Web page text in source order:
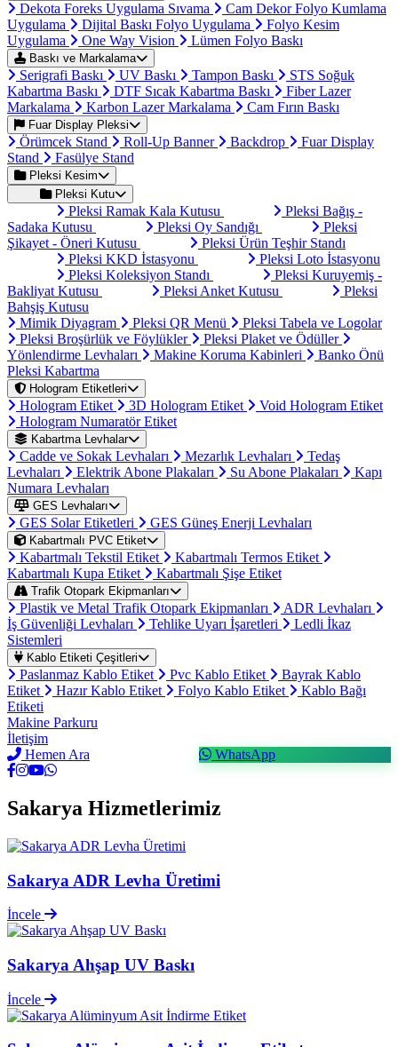
Dekota Foreks Uygulama Sıvama
Cam Dekor Folyo Kumlama
Uygulama
Dijital Baskı Folyo Uygulama
Folyo Kesim
Uygulama
One Way Vision Lümen Folyo Baskı
Baskı ve Markalama
Serigrafi Baskı UV Baskı Tampon Baskı
STS Soğuk
Kabartma Baskı
DTF Sıcak Kabartma Baskı
Fiber Lazer
Markalama
Karbon Lazer Markalama Cam Fırın Baskı
Fuar Display Pleksi
Örümcek Stand Roll-Up Banner Backdrop
Fuar Display
Stand
Fasülye Stand
Pleksi Kesim
Pleksi Kutu
Pleksi Ramak Kala Kutusu
Pleksi Bağış -
Sadaka Kutusu
Pleksi Oy Sandığı
Pleksi
Şikayet - Öneri Kutusu
Pleksi Ürün Teşhir Standı
Pleksi KKD İstasyonu
Pleksi Loto İstasyonu
Pleksi Koleksiyon Standı
Pleksi Kuruyemiş -
Bakliyat Kutusu
Pleksi Anket Kutusu
Pleksi
Bahşiş Kutusu
Mimik Diyagram
Pleksi QR Menü
Pleksi Tabela ve Logolar
Pleksi Broşürlük ve Föylükler
Pleksi Plaket ve Ödüller
Yönlendirme Levhaları
Makine Koruma Kabinleri
Banko Önü
Pleksi Kabartma
Hologram Etiketleri
Hologram Etiket 3D Hologram Etiket
Void Hologram Etiket
Hologram Numaratör Etiket
Kabartma Levhalar
Cadde ve Sokak Levhaları Mezarlık Levhaları
Tedaş
Levhaları
Elektrik Abone Plakaları Su Abone Plakaları
Kapı
Numara Levhaları
GES Levhaları
GES Solar Etiketleri GES Güneş Enerji Levhaları
Kabartmalı PVC Etiket
Kabartmalı Tekstil Etiket
Kabartmalı Termos Etiket
Kabartmalı Kupa Etiket
Kabartmalı Şişe Etiket
Trafik Otopark Ekipmanları
Plastik ve Metal Trafik Otopark Ekipmanları
ADR Levhaları
İş Güvenliği Levhaları
Tehlike Uyarı İşaretleri
Ledli İkaz
Sistemleri
Kablo Etiketi Çeşitleri
Paslanmaz Kablo Etiket Pvc Kablo Etiket
Bayrak Kablo
Etiket
Hazır Kablo Etiket Folyo Kablo Etiket
Kablo Bağı
Etiketi
Makine Parkuru
İletişim
Hemen Ara
WhatsApp
Sakarya Hizmetlerimiz
Sakarya ADR Levha Üretimi
İncele
Sakarya Ahşap UV Baskı
İncele